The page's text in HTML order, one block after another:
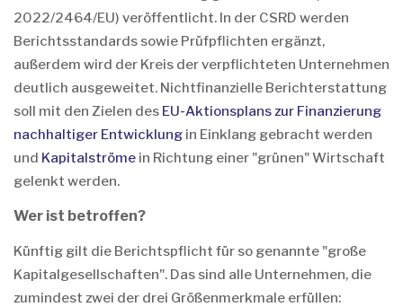
2022/2464/EU) veröffentlicht. In der CSRD werden
Berichtsstandards sowie Prüfpflichten ergänzt,
außerdem wird der Kreis der verpflichteten Unternehmen
deutlich ausgeweitet. Nichtfinanzielle Berichterstattung
soll mit den Zielen des EU-Aktionsplans zur Finanzierung
nachhaltiger Entwicklung in Einklang gebracht werden
und Kapitalströme in Richtung einer "grünen" Wirtschaft
gelenkt werden.
Wer ist betroffen?
Künftig gilt die Berichtspflicht für so genannte "große
Kapitalgesellschaften". Das sind alle Unternehmen, die
zumindest zwei der drei Größenmerkmale erfüllen: